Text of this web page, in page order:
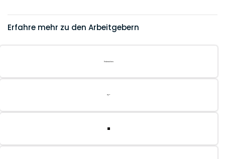
Erfahre mehr zu den Arbeitgebern